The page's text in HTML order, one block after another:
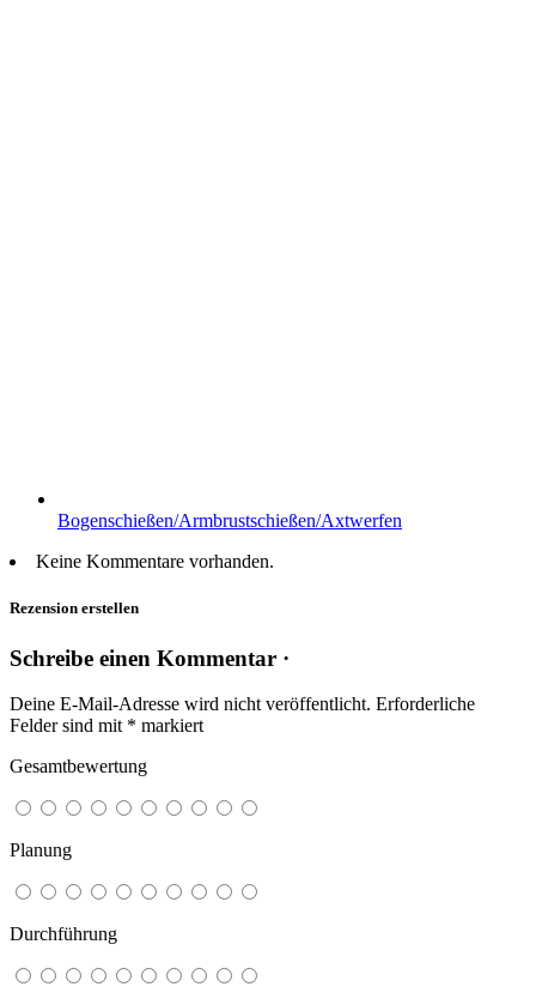
Bogenschießen/Armbrustschießen/Axtwerfen
Keine Kommentare vorhanden.
Rezension erstellen
Schreibe einen Kommentar ·
Deine E-Mail-Adresse wird nicht veröffentlicht. Erforderliche
Felder sind mit * markiert
Gesamtbewertung
Planung
Durchführung